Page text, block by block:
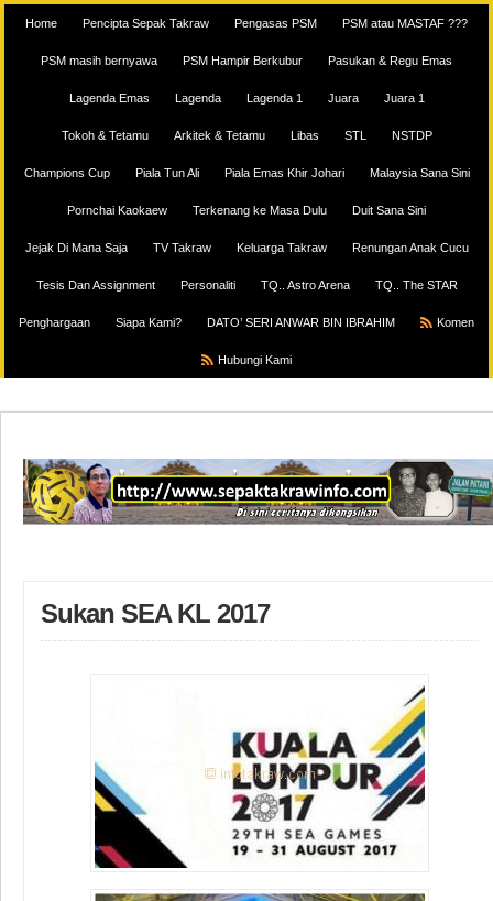
Home Pencipta Sepak Takraw Pengasas PSM PSM atau MASTAF ???
PSM masih bernyawa PSM Hampir Berkubur Pasukan & Regu Emas
Lagenda Emas Lagenda Lagenda 1 Juara Juara 1
Tokoh & Tetamu Arkitek & Tetamu Libas STL NSTDP
Champions Cup Piala Tun Ali Piala Emas Khir Johari Malaysia Sana Sini
Pornchai Kaokaew Terkenang ke Masa Dulu Duit Sana Sini
Jejak Di Mana Saja TV Takraw Keluarga Takraw Renungan Anak Cucu
Tesis Dan Assignment Personaliti TQ.. Astro Arena TQ.. The STAR
Penghargaan Siapa Kami? DATO’ SERI ANWAR BIN IBRAHIM Komen
Hubungi Kami
Sukan SEA KL 2017